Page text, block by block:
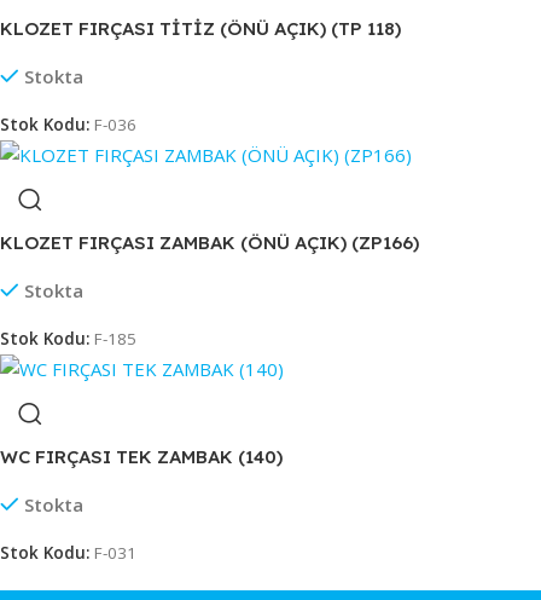
KLOZET FIRÇASI TİTİZ (ÖNÜ AÇIK) (TP 118)
Stokta
Stok Kodu: F-036
KLOZET FIRÇASI ZAMBAK (ÖNÜ AÇIK) (ZP166)
Stokta
Stok Kodu: F-185
WC FIRÇASI TEK ZAMBAK (140)
Stokta
Stok Kodu: F-031